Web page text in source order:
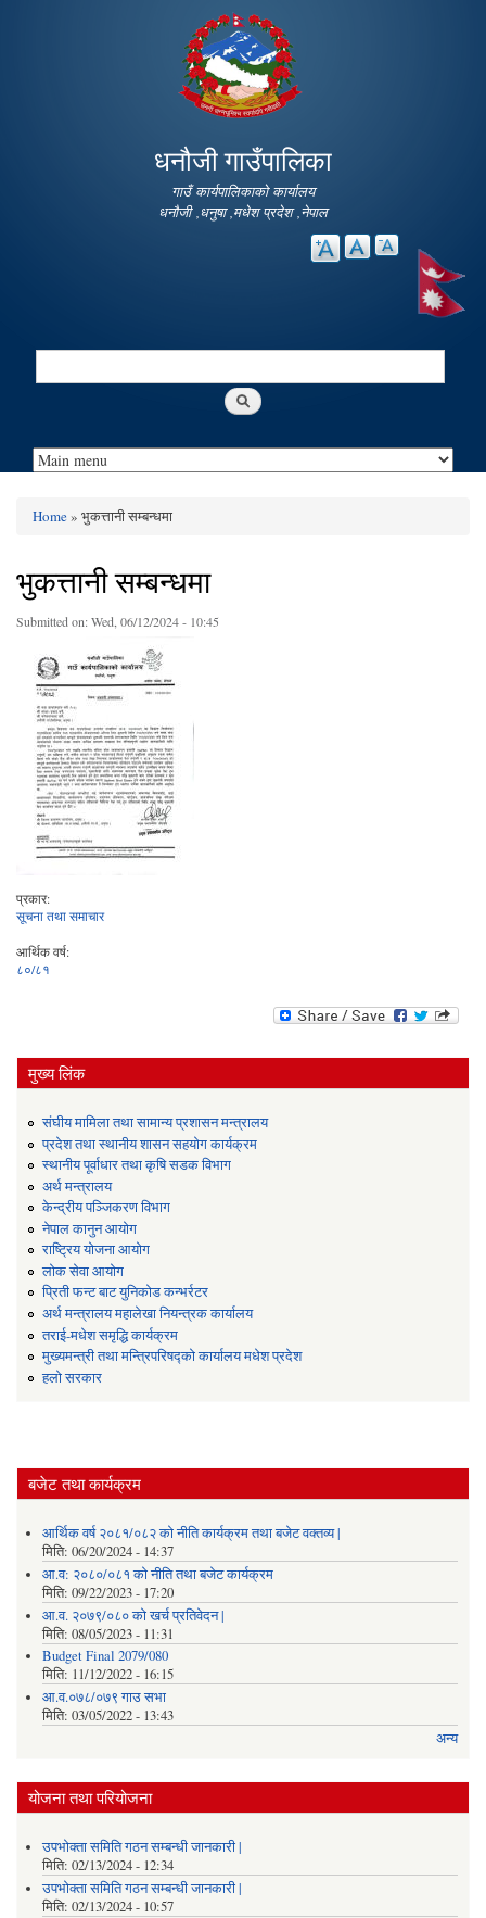
main
content
धनौजी गाउँपालिका
गाउँ कार्यपालिकाको कार्यालय
धनौजी ,धनुषा ,मधेश प्रदेश ,नेपाल
Search
You are here
Home» भुकत्तानी सम्बन्धमा
भुकत्तानी सम्बन्धमा
Submitted on:Wed, 06/12/2024 - 10:45
प्रकार:
सूचना तथा समाचार
आर्थिक वर्ष:
८०/८१
मुख्य लिंक
संघीय मामिला तथा सामान्य प्रशासन मन्त्रालय
प्रदेश तथा स्थानीय शासन सहयोग कार्यक्रम
स्थानीय पूर्वाधार तथा कृषि सडक विभाग
अर्थ मन्त्रालय
केन्द्रीय पञ्जिकरण विभाग
नेपाल कानुन आयोग
राष्ट्रिय योजना आयोग
लोक सेवा आयोग
प्रिती फन्ट बाट युनिकोड कन्भर्रटर
अर्थ मन्त्रालय महालेखा नियन्त्रक कार्यालय
तराई-मधेश समृद्धि कार्यक्रम
मुख्यमन्त्री तथा मन्त्रिपरिषद्को कार्यालय मधेश प्रदेश
हलो सरकार
बजेट तथा कार्यक्रम
आर्थिक वर्ष २०८१/०८२ को नीति कार्यक्रम तथा बजेट वक्तव्य |
मिति: 06/20/2024 - 14:37
आ.व: २०८०/०८१ को नीति तथा बजेट कार्यक्रम
मिति: 09/22/2023 - 17:20
आ.व. २०७९/०८० को खर्च प्रतिवेदन |
मिति: 08/05/2023 - 11:31
Budget Final 2079/080
मिति: 11/12/2022 - 16:15
आ.व.०७८/०७९ गाउ सभा
मिति: 03/05/2022 - 13:43
अन्य
योजना तथा परियोजना
उपभोक्ता समिति गठन सम्बन्धी जानकारी |
मिति: 02/13/2024 - 12:34
उपभोक्ता समिति गठन सम्बन्धी जानकारी |
मिति: 02/13/2024 - 10:57